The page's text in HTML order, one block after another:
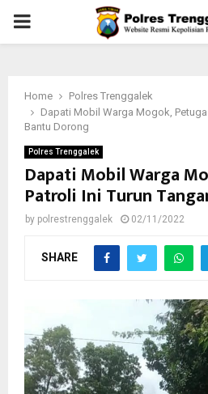
PRIMARY
Home
Polres Trenggalek
Dapati Mobil Warga Mogok,
Bantu Dorong
Polres Trenggalek
Dapati Mobil Warga
Patroli Ini Turun
by polrestrenggalek 02/11/2022
SHARE